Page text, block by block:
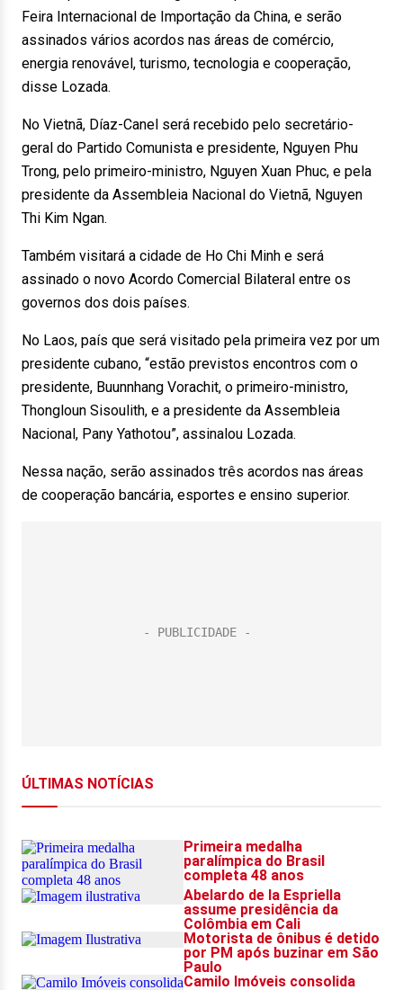
Feira Internacional de Importação da China, e serão
assinados vários acordos nas áreas de comércio,
energia renovável, turismo, tecnologia e cooperação,
disse Lozada.
No Vietnã, Díaz-Canel será recebido pelo secretário-
geral do Partido Comunista e presidente, Nguyen Phu
Trong, pelo primeiro-ministro, Nguyen Xuan Phuc, e pela
presidente da Assembleia Nacional do Vietnã, Nguyen
Thi Kim Ngan.
Também visitará a cidade de Ho Chi Minh e será
assinado o novo Acordo Comercial Bilateral entre os
governos dos dois países.
No Laos, país que será visitado pela primeira vez por um
presidente cubano, “estão previstos encontros com o
presidente, Buunnhang Vorachit, o primeiro-ministro,
Thongloun Sisoulith, e a presidente da Assembleia
Nacional, Pany Yathotou”, assinalou Lozada.
Nessa nação, serão assinados três acordos nas áreas
de cooperação bancária, esportes e ensino superior.